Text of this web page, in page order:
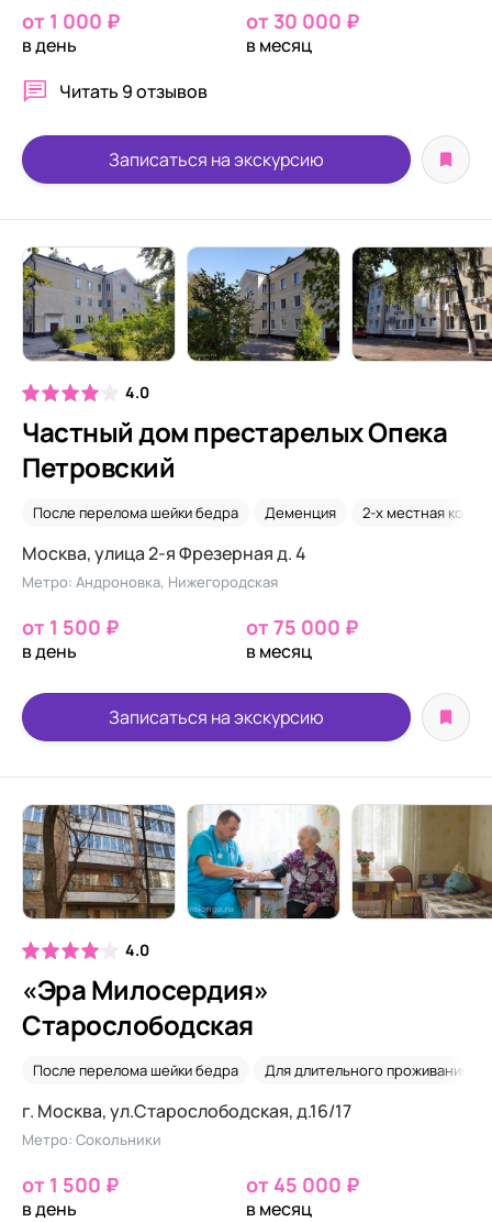
от 1 000 ₽
в день
от 30 000 ₽
в месяц
Читать 9 отзывов
Записаться на экскурсию
4.0
Частный дом престарелых Опека
Петровский
После перелома шейки бедра Деменция 2-х местная
Москва, улица 2-я Фрезерная д. 4
Метро: Андроновка, Нижегородская
от 1 500 ₽
в день
от 75 000 ₽
в месяц
Записаться на экскурсию
4.0
«Эра Милосердия»
Старослободская
После перелома шейки бедра Для длительного проживания
г. Москва, ул.Старослободская, д.16/17
Метро: Сокольники
от 1 500 ₽
в день
от 45 000 ₽
в месяц